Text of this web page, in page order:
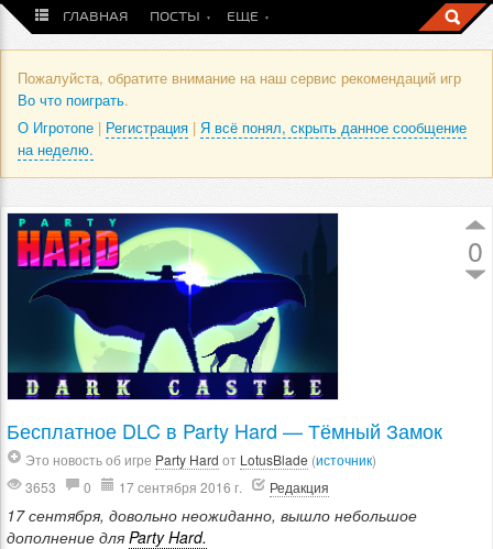
ГЛАВНАЯ ПОСТЫ ЕЩЕ
Пожалуйста, обратите внимание на наш сервис рекомендаций игр
Во что поиграть.
О Игротопе | Регистрация | Я всё понял, скрыть данное сообщение
на неделю.
0
Бесплатное DLC в Party Hard — Тёмный Замок
Это новость об игре Party Hard от LotusBlade (источник)
3653
0 17 сентября 2016 г. Редакция
17 сентября, довольно неожиданно, вышло небольшое
дополнение для Party Hard.